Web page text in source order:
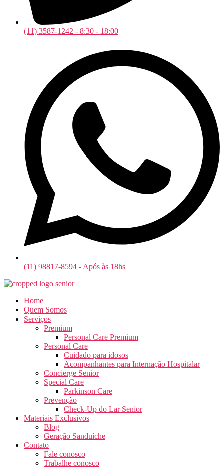
(11) 3587-1242 - 8:30 - 18:00
(11) 98817-8594 - Após às 18hs
Home
Quem Somos
Serviços
Premium
Personal Care Premium
Personal Care
Cuidado para idosos
Acompanhantes para Internação Hospitalar
Concierge Senior
Special Care
Parkinson Care
Prevenção
Check-Up do Lar Senior
Materiais Exclusivos
Blog
Geração Sanduíche
Contato
Fale conosco
Trabalhe conosco